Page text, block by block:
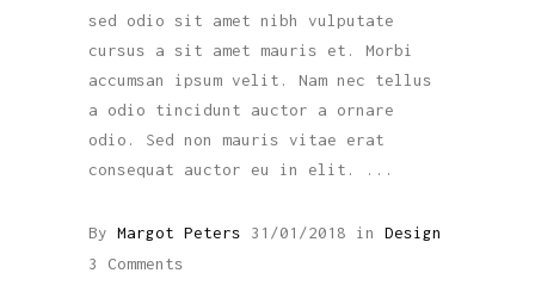
sed odio sit amet nibh vulputate
cursus a sit amet mauris et. Morbi
accumsan ipsum velit. Nam nec tellus
a odio tincidunt auctor a ornare
odio. Sed non mauris vitae erat
consequat auctor eu in elit.
By Margot Peters 31/01/2018 in Design
3 Comments